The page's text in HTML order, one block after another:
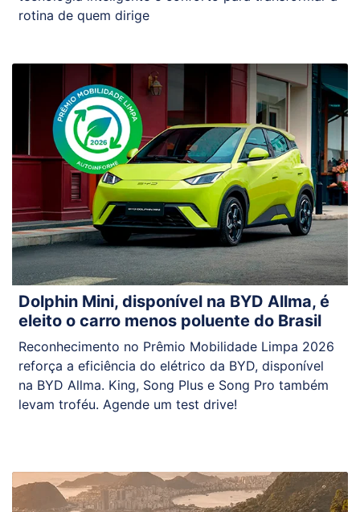
rotina de quem dirige
Dolphin Mini, disponível na BYD Allma, é
eleito o carro menos poluente do Brasil
Reconhecimento no Prêmio Mobilidade Limpa 2026
reforça a eficiência do elétrico da BYD, disponível
na BYD Allma. King, Song Plus e Song Pro também
levam troféu. Agende um test drive!